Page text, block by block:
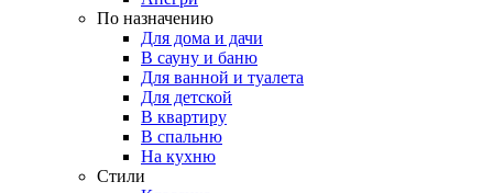
По назначению
Для дома и дачи
В сауну и баню
Для ванной и туалета
Для детской
В квартиру
В спальню
На кухню
Стили